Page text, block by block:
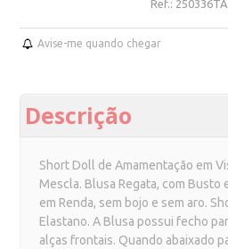
Ref.:
Avise-me quando chegar
Descrição
Short Doll de Amamentação em
Mescla. Blusa Regata, com Busto
em Renda, sem bojo e sem aro.
Elastano. A Blusa possui fecho
alças frontais. Quando abaixado